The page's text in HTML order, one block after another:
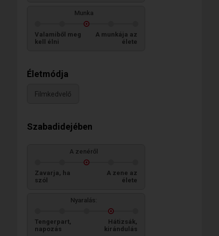
Munka
Valamiből meg
kell élni
A munkája az
élete
Életmódja
Filmkedvelő
Szabadidejében
A zenéről
Zavarja, ha
szól
A zene az
élete
Nyaralás:
Tengerpart,
napozás
Hátizsák,
kirándulás